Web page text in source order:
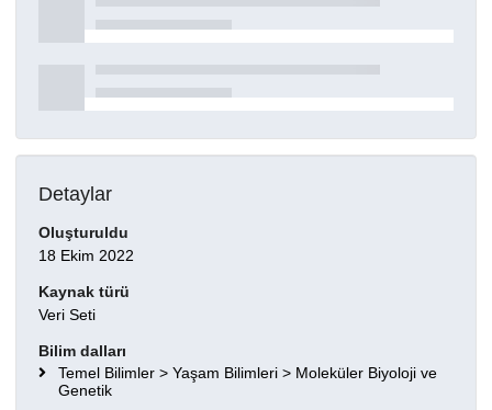
Detaylar
Oluşturuldu
18 Ekim 2022
Kaynak türü
Veri Seti
Bilim dalları
Temel Bilimler > Yaşam Bilimleri > Moleküler Biyoloji ve
Genetik